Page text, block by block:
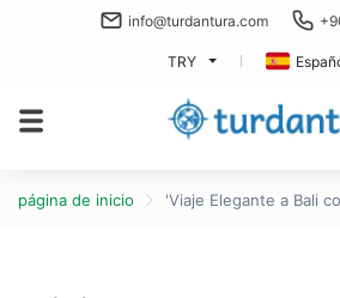
info@turdantura.com
TRY
página de inicio 'Viaje Elegante a Bali